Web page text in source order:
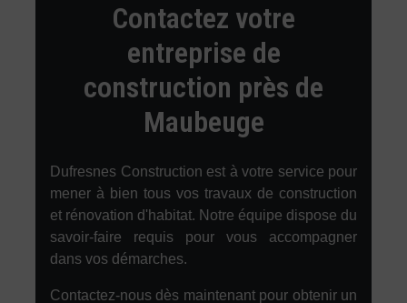
Contactez votre
entreprise de
construction près de
Maubeuge
Dufresnes Construction est à votre service pour
mener à bien tous vos travaux de construction
et rénovation d'habitat. Notre équipe dispose du
savoir-faire requis pour vous accompagner
dans vos démarches.
Contactez-nous dès maintenant pour obtenir un